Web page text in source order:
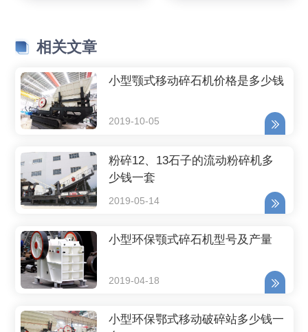
相关文章
小型颚式移动碎石机价格是多少钱
2019-10-05
粉碎12、13石子的流动粉碎机多
少钱一套
2019-05-14
小型环保颚式碎石机型号及产量
2019-04-18
小型环保鄂式移动破碎站多少钱一